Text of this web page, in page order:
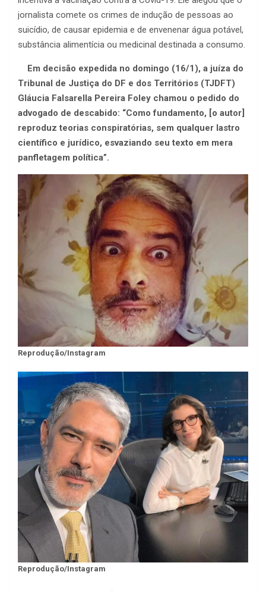
jornalista comete os crimes de indução de pessoas ao
suicídio, de causar epidemia e de envenenar água potável,
substância alimentícia ou medicinal destinada a consumo.
Em decisão expedida no domingo (16/1), a juíza do
Tribunal de Justiça do DF e dos Territórios (TJDFT)
Gláucia Falsarella Pereira Foley chamou o pedido do
advogado de descabido: “Como fundamento, [o autor]
reproduz teorias conspiratórias, sem qualquer lastro
científico e jurídico, esvaziando seu texto em mera
panfletagem política”.
Reprodução/Instagram
Reprodução/Instagram